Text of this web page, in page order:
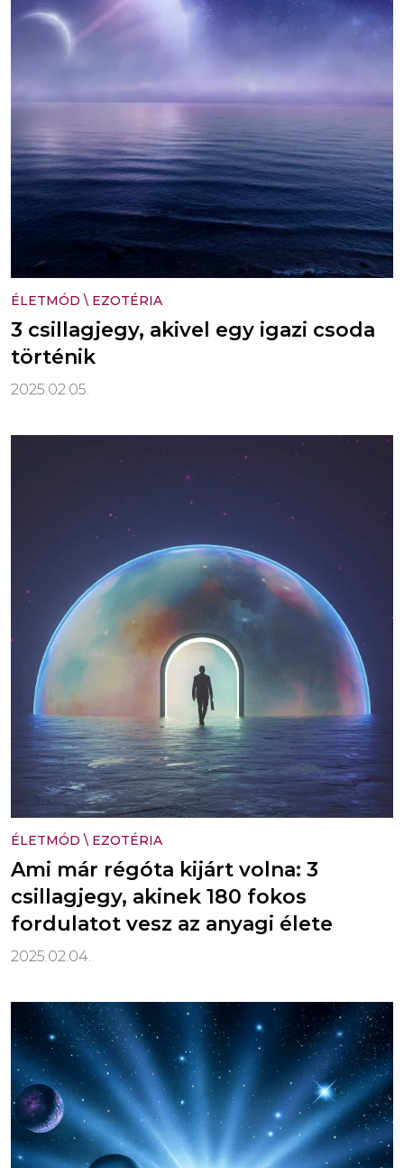
ÉLETMÓD \ EZOTÉRIA
3 csillagjegy, akivel egy igazi csoda
történik
2025.02.05.
ÉLETMÓD \ EZOTÉRIA
Ami már régóta kijárt volna: 3
csillagjegy, akinek 180 fokos
fordulatot vesz az anyagi élete
2025.02.04.